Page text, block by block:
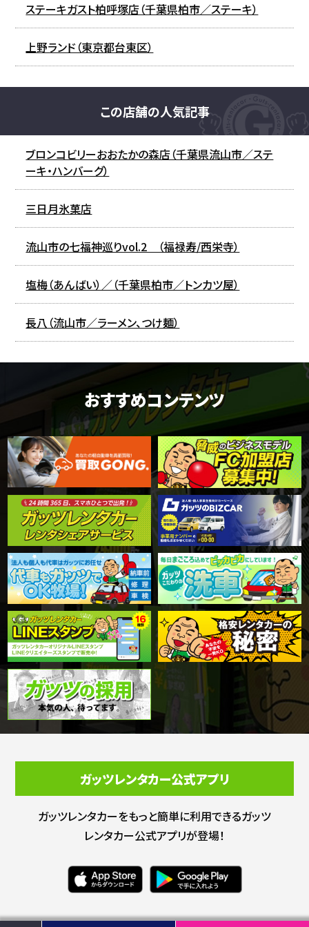
ステーキガスト柏呼塚店（千葉県柏市／ステーキ）
上野ランド（東京都台東区）
この店舗の人気記事
ブロンコビリーおおたかの森店（千葉県流山市／ステ
ーキ・ハンバーグ）
三日月氷菓店
流山市の七福神巡りvol.2 （福禄寿/西栄寺）
塩梅（あんばい）／（千葉県柏市／トンカツ屋）
長八（流山市／ラーメン、つけ麺）
おすすめコンテンツ
ガッツレンタカー公式アプリ
ガッツレンタカーをもっと簡単に利用できるガッツ
レンタカー公式アプリが登場！